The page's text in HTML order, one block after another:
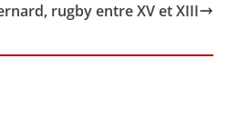
rugby entre XV et XIII